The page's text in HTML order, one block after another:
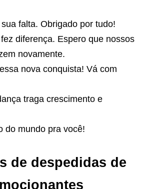
falta. Obrigado por tudo!
diferença. Espero que nossos
novamente.
nova conquista! Vá com
traga crescimento e
do mundo pra você!
de despedidas de